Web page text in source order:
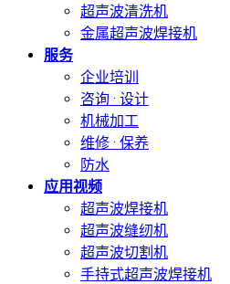
超声波清洗机
金属超声波焊接机
服务
企业培训
咨询 · 设计
机械加工
维修 · 保养
防水
应用视频
超声波焊接机
超声波缝纫机
超声波切割机
手持式超声波焊接机